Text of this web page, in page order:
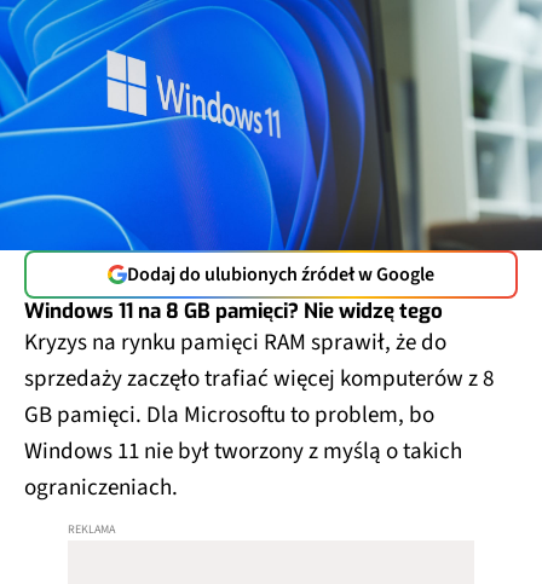
Dodaj do ulubionych źródeł w Google
Windows 11 na 8 GB pamięci? Nie widzę tego
Kryzys na rynku pamięci RAM sprawił, że do
sprzedaży zaczęło trafiać więcej komputerów z 8
GB pamięci. Dla Microsoftu to problem, bo
Windows 11 nie był tworzony z myślą o takich
ograniczeniach.